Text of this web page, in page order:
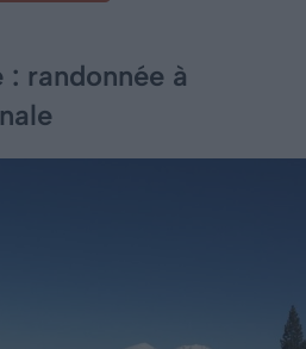
randonnée à